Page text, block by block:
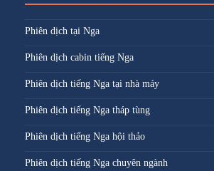
Phiên dịch tại Nga
Phiên dịch cabin tiếng Nga
Phiên dịch tiếng Nga tại nhà máy
Phiên dịch tiếng Nga tháp tùng
Phiên dịch tiếng Nga hội thảo
Phiên dịch tiếng Nga chuyên ngành